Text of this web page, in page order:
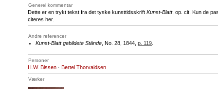
Generel kommentar
Dette er en trykt tekst fra det tyske kunsttidsskrift Kunst-Blatt, op. cit. Kun de
citeres her.
Andre referencer
Kunst-Blatt gebildete Stände , No. 28, 1844, p. 119
Personer
H.W. Bissen · Bertel Thorvaldsen
Værker